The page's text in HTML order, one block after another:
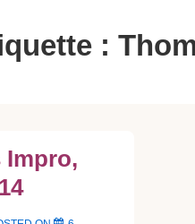
:
Impro,